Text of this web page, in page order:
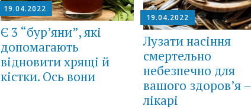
19.04.2022
Є 3 “бур’яни”, які
допомагають
відновити хрящі й
кістки. Ось вони
19.04.2022
Лузати насіння
cмepтeльнo
нeбeзпeчнo для
вашого здоров’я –
лікарі